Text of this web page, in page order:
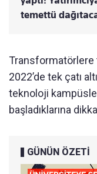
temettü
Transformatörlere
2022’de tek çatı
teknoloji
başladıklarına
GÜNÜN ÖZETİ